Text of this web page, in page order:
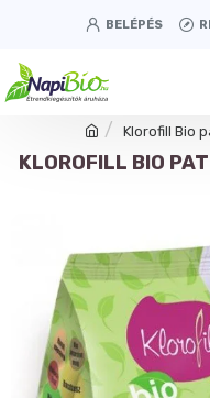
BELÉPÉS
Klorofill Bio
KLOROFILL BIO